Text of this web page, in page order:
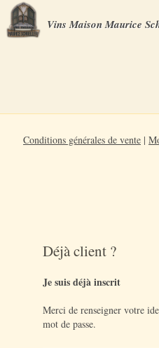
Vins Maison Maurice
Conditions générales de vente |
Déjà client ?
Je suis déjà inscrit
Merci de renseigner votre
mot de passe.